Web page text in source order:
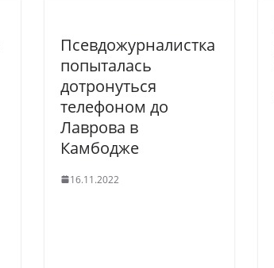
Псевдожурналистка
попыталась
дотронуться
телефоном до
Лаврова в
Камбодже
16.11.2022